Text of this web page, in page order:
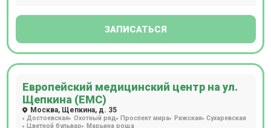
ЗАПИСАТЬСЯ
Европейский медицинский центр на ул.
Щепкина (ЕМС)
Москва, Щепкина, д. 35
Достоевская Охотный ряд Проспект мира Рижская
Сухаревская
Цветной бульвар Марьина роща